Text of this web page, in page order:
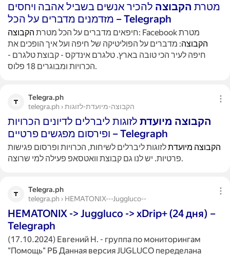
מטרת הקבוצה להכיר אנשים בשביל אהבה ויחסים
מזדמנים מדברים על הכל – Telegraph
חיפאים מדברים על הכל מטרת הקבוצה
: Facebook מטרת
הקבוצה: מדברים על הפוליטיקה של חיפה ועל איך הופכים את
חיפה לעיר הכי טובה בארץ. טלגרם אינדקס - קבוצת טלגרם -
הכרויות ומבוגרים 18 פלוס.
Telegra.ph
telegra.ph › הקבוצה-מיועדת-לזוגות
הקבוצה מיועדת לזוגות ליברלים לדיונים הכרויות
ופירסום מפגשים פרטיים – Telegraph
הקבוצה מיועדתלזוגות ליברלים לשיחות, הכרויות ופרסום פגישות
פרטיות. יש לנו גם קבוצת וואטסאפ פעילה למי שרוצה.
Telegra.ph
telegra.ph › HEMATONIX---Juggluco--
HEMATONIX -> Juggluco -> xDrip+ (24 дня) –
Telegraph
(17.10.2024) Евгений Н. - группа по мониторингам
"Помощь" РБ Данная версия JUGLUCO переделана